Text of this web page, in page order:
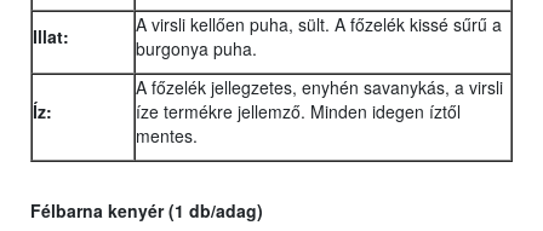
Illat:
A virsli kellően puha, sült. A főzelék kissé sűrű a
burgonya puha.
Íz:
A főzelék jellegzetes, enyhén savanykás, a virsli
íze termékre jellemző. Minden idegen íztől
mentes.
Félbarna kenyér (1 db/adag)